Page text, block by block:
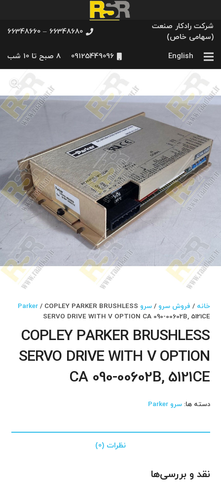
شرکت رادکار صنعت
(سهامی خاص)
66348680 – 66348660
English
09125449096 8 صبح تا 10 شب
خانه / فروش سرو /سرو Parker / COPLEY PARKER BRUSHLESS
SERVO DRIVE WITH V OPTION CA 090-00602B, 5121CE
COPLEY PARKER BRUSHLESS
SERVO DRIVE WITH V OPTION
CA 090-00602B, 5121CE
دسته ها:سرو Parker
نظرات (0)
نقد و بررسی‌ها